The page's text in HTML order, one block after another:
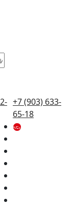
+7 (903) 633-
65-18